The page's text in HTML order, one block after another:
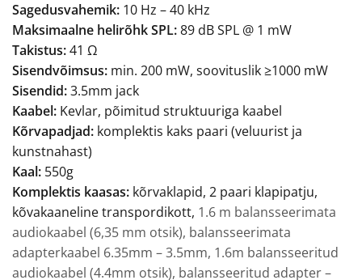
Sagedusvahemik: 10 Hz – 40 kHz
Maksimaalne helirõhk SPL:89 dB SPL @ 1 mW
Takistus:41 Ω
Sisendvõimsus: min. 200 mW, soovituslik ≥1000 mW
Sisendid:3.5mm jack
Kaabel: Kevlar, põimitud struktuuriga kaabel
Kõrvapadjad: komplektis kaks paari (veluurist ja
kunstnahast)
Kaal: 550g
Komplektis kaasas: kõrvaklapid, 2 paari klapipatju,
kõvakaaneline transpordikott, 1.6 m balansseerimata
audiokaabel (6,35 mm otsik), balansseerimata
adapterkaabel 6.35mm – 3.5mm, 1.6m balansseeritud
audiokaabel (4.4mm otsik), balansseeritud adapter –